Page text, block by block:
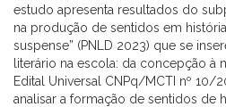
estudo apresenta resultados do
na produção de sentidos em
suspense” (PNLD 2023) que se
literário na escola: da concepção à
Edital Universal CNPq/MCTI nº 10/
analisar a formação de sentidos de